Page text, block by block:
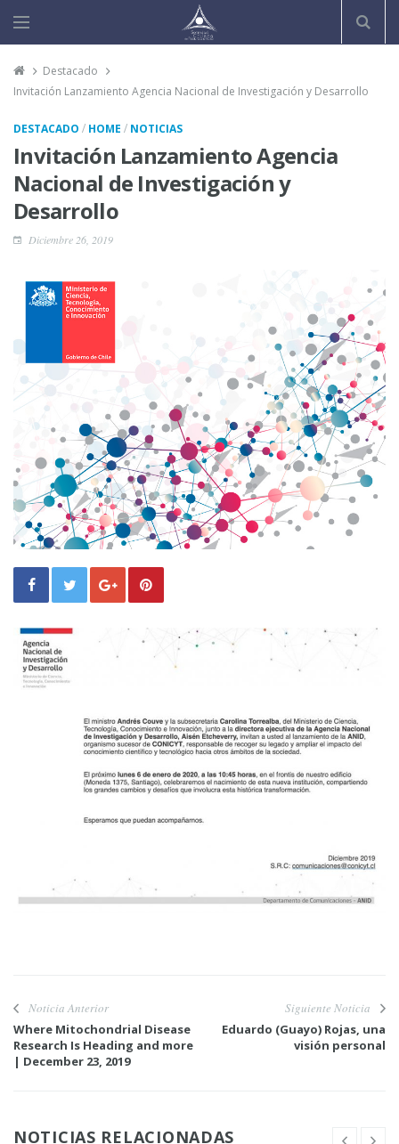
Destacado
Invitación Lanzamiento Agencia Nacional de Investigación y Desarrollo
DESTACADO / HOME / NOTICIAS
Invitación Lanzamiento Agencia
Nacional de Investigación y
Desarrollo
Diciembre 26, 2019
Noticia Anterior
Where Mitochondrial Disease
Research Is Heading and more
| December 23, 2019
Siguiente Noticia
Eduardo (Guayo) Rojas, una
visión personal
NOTICIAS RELACIONADAS